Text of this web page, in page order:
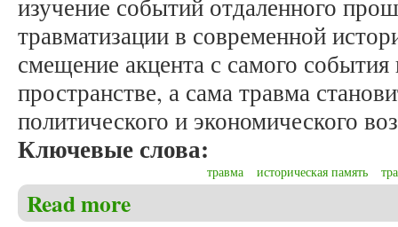
изучение событий отдаленного
травматизации в современной
смещение акцента с самого
пространстве, а сама травма
политического и экономического
Ключевые слова:
травма историческая память
Read more